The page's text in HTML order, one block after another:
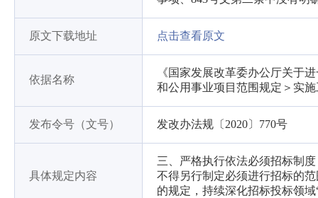
原文下载地址 点击查看原文
依据名称
《国家发展改革委办公厅关于
和公用事业项目范围规定＞实
发布令号（文号） 发改办法规〔2020〕770号
具体规定内容
三、严格执行依法必须招标制
不得另行制定必须进行招标的
的规定，持续深化招标投标领